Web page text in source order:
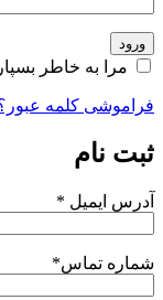
ورود
مرا به خاطر بسپار
فراموشی کلمه عبور؟
ثبت نام
آدرس ایمیل *
شماره تماس*